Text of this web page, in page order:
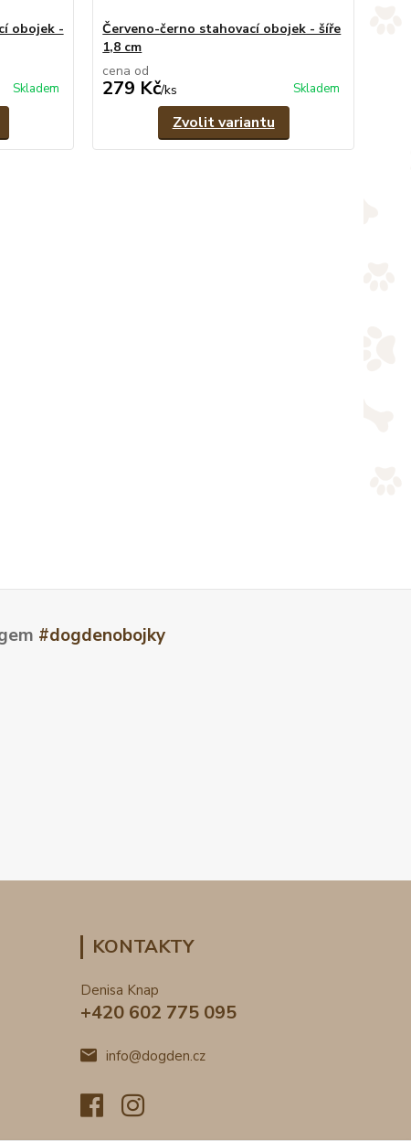
obojek -
Skladem
Červeno-černo stahovací obojek - šíře
1,8 cm
cena od
279 Kč/ks Skladem
Zvolit variantu
#dogdenobojky
KONTAKTY
Denisa Knap
+420 602 775 095
info@dogden.cz